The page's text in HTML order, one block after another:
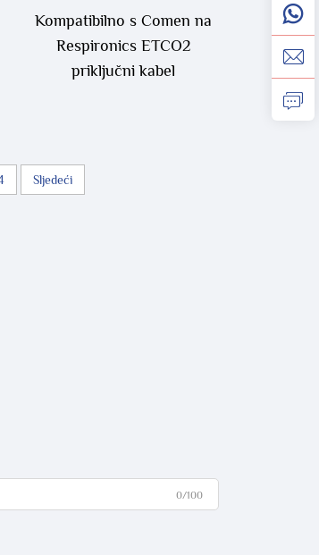
Kompatibilno s Comen na
Respironics ETCO2
priključni kabel
Sljedeći
0/100